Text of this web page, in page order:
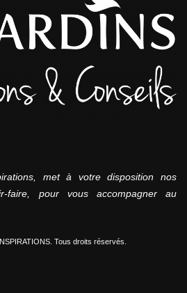
met à votre disposition nos
faire, pour vous accompagner au
Tous droits réservés.